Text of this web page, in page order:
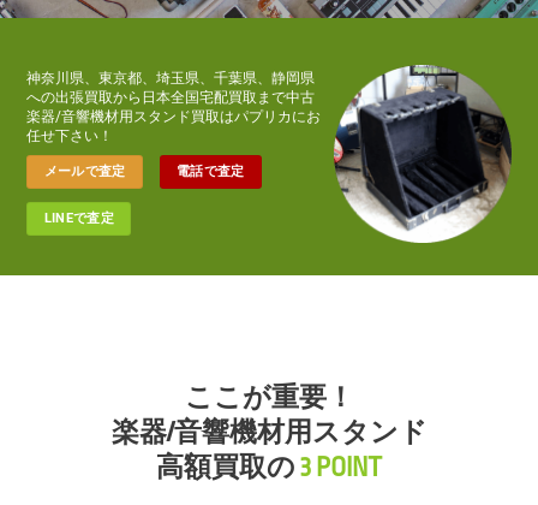
神奈川県、東京都、埼玉県、千葉県、静岡県
への出張買取から日本全国宅配買取まで中古
楽器/音響機材用スタンド買取はパプリカにお
任せ下さい！
メールで査定 電話で査定
LINEで査定
ここが重要！
楽器/音響機材用スタンド
高額買取の 3 POINT